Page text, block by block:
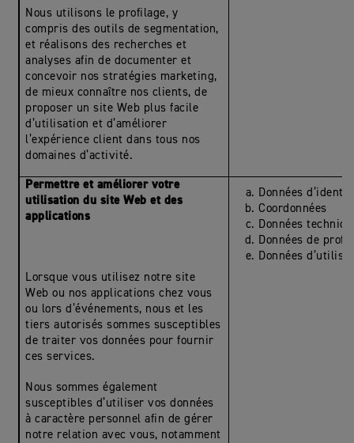
Nous utilisons le profilage, y
compris des outils de segmentation,
et réalisons des recherches et
analyses afin de documenter et
concevoir nos stratégies marketing,
de mieux connaître nos clients, de
proposer un site Web plus facile
d’utilisation et d’améliorer
l’expérience client dans tous nos
domaines d’activité.
Permettre et améliorer votre
utilisation du site Web et des
applications
Lorsque vous utilisez notre site
Web ou nos applications chez vous
ou lors d’événements, nous et les
tiers autorisés sommes susceptibles
de traiter vos données pour fournir
ces services.
Nous sommes également
susceptibles d’utiliser vos données
à caractère personnel afin de gérer
notre relation avec vous, notamment
Données
Coordonnées
Données
Données de profil
Données